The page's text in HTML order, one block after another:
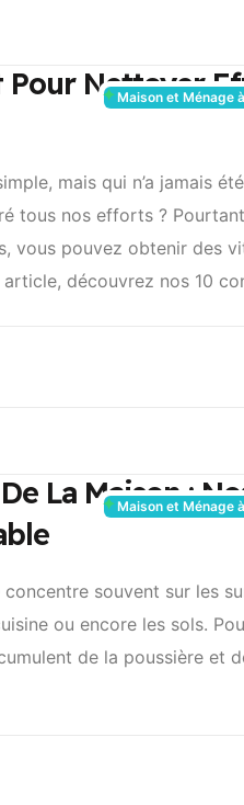
Pour Nettoyer
Maison et Ménage
mais qui n’a jamais
tous nos efforts ?
vous pouvez obtenir des
découvrez nos 10
La Maison :
Maison et Ménage
concentre souvent sur les
ou encore les sols.
de la poussière et